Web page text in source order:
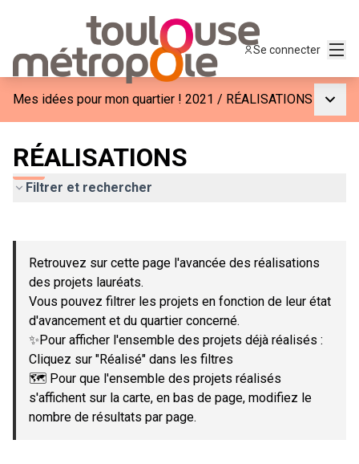
Se connecter
Mes idées pour mon quartier ! 2021 / RÉALISATIONS
RÉALISATIONS
Filtrer et rechercher
−
Retrouvez sur cette page l'avancée des réalisations
des projets lauréats.
Vous pouvez filtrer les projets en fonction de leur état
d'avancement et du quartier concerné.
✨Pour afficher l'ensemble des projets déjà réalisés :
Cliquez sur "Réalisé" dans les filtres
🗺️ Pour que l'ensemble des projets réalisés
s'affichent sur la carte, en bas de page, modifiez le
nombre de résultats par page.